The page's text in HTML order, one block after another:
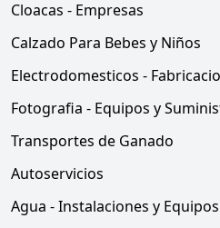
Cloacas - Empresas
Calzado Para Bebes y Niños
Electrodomesticos -
Fotografia - Equipos y
Transportes de Ganado
Autoservicios
Agua - Instalaciones y